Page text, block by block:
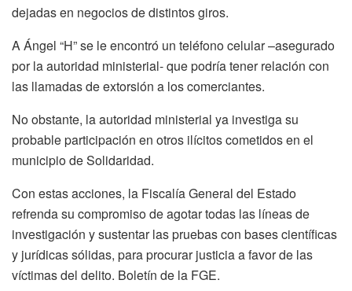
dejadas en negocios de distintos giros.
A Ángel “H” se le encontró un teléfono celular –asegurado
por la autoridad ministerial- que podría tener relación con
las llamadas de extorsión a los comerciantes.
No obstante, la autoridad ministerial ya investiga su
probable participación en otros ilícitos cometidos en el
municipio de Solidaridad.
Con estas acciones, la Fiscalía General del Estado
refrenda su compromiso de agotar todas las líneas de
investigación y sustentar las pruebas con bases científicas
y jurídicas sólidas, para procurar justicia a favor de las
víctimas del delito. Boletín de la FGE.